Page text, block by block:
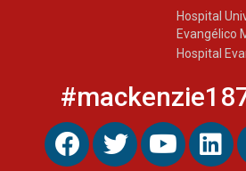
Mackenzie
calouros do
semestre de 2026
Como o Colégio
Brasília prepara
estudantes para o
Hospital
Evangélico
Hospital